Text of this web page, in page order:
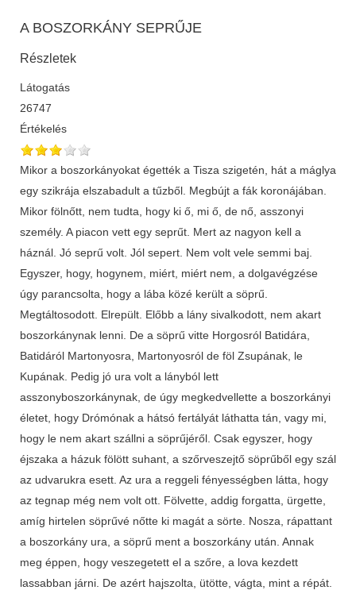
A BOSZORKÁNY SEPRŰJE
Részletek
Látogatás
26747
Értékelés
Mikor a boszorkányokat égették a Tisza szigetén, hát a máglya
egy szikrája elszabadult a tűzből. Megbújt a fák koronájában.
Mikor fölnőtt, nem tudta, hogy ki ő, mi ő, de nő, asszonyi
személy. A piacon vett egy seprűt. Mert az nagyon kell a
háznál. Jó seprű volt. Jól sepert. Nem volt vele semmi baj.
Egyszer, hogy, hogynem, miért, miért nem, a dolgavégzése
úgy parancsol­ta, hogy a lába közé került a söprű.
Megtáltosodott. Elrepült. Előbb a lány sivalkodott, nem akart
boszorkánynak lenni. De a söprű vitte Horgosról Batidára,
Batidáról Martonyosra, Martonyosról de föl Zsupának, le
Kupának. Pedig jó ura volt a lányból lett
asszonyboszorkánynak, de úgy megkedvellette a boszorkányi
életet, hogy Drómónak a hátsó fertályát láthatta tán, vagy mi,
hogy le nem akart szállni a söprűjéről. Csak egyszer, hogy
éjszaka a házuk fölött suhant, a szőrveszejtő söprűből egy szál
az udvarukra esett. Az ura a reggeli fényességben látta, hogy
az tegnap még nem volt ott. Fölvette, addig forgatta, ürgette,
amíg hirtelen söprűvé nőtte ki magát a sörte. Nosza, rápattant
a boszorkány ura, a söprű ment a boszorkány után. Annak
meg éppen, hogy veszegetett el a szőre, a lova kezdett
lassabban járni. De azért hajszolta, ütötte, vágta, mint a répát.